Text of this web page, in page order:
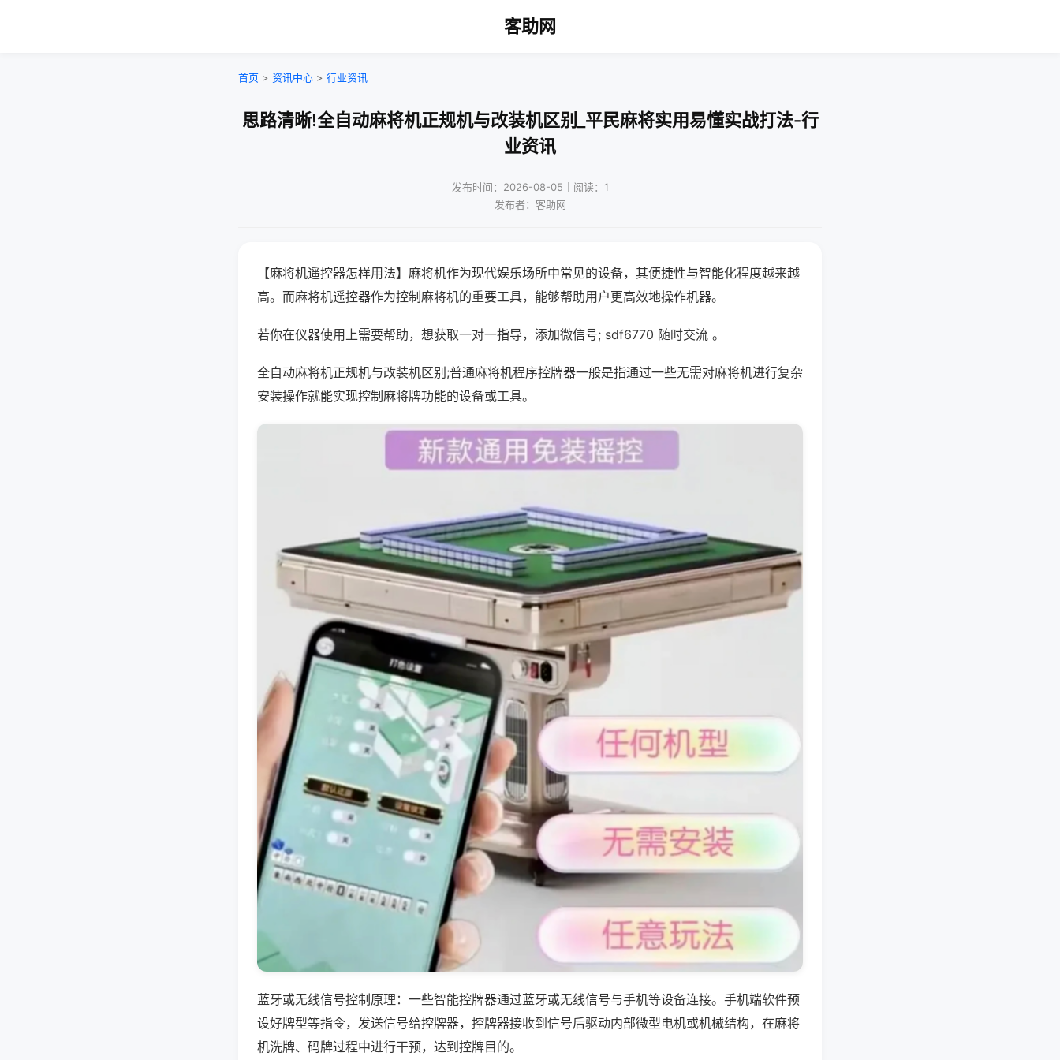
客助网
首页 > 资讯中心 > 行业资讯
思路清晰!全自动麻将机正规机与改装机区别_平民麻将实用易懂实战打法-行
业资讯
发布时间：2026-08-05｜阅读：1
发布者：客助网
【麻将机遥控器怎样用法】麻将机作为现代娱乐场所中常见的设备，其便捷性与智能化程度越来越
高。而麻将机遥控器作为控制麻将机的重要工具，能够帮助用户更高效地操作机器。
若你在仪器使用上需要帮助，想获取一对一指导，添加微信号; sdf6770 随时交流 。
全自动麻将机正规机与改装机区别;普通麻将机程序控牌器一般是指通过一些无需对麻将机进行复杂
安装操作就能实现控制麻将牌功能的设备或工具。
蓝牙或无线信号控制原理：一些智能控牌器通过蓝牙或无线信号与手机等设备连接。手机端软件预
设好牌型等指令，发送信号给控牌器，控牌器接收到信号后驱动内部微型电机或机械结构，在麻将
机洗牌、码牌过程中进行干预，达到控牌目的。